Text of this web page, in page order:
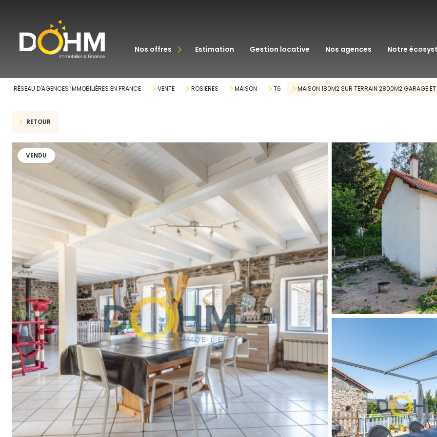
nos offres
acheter estimation gestion locative nos agences notre
courtage en
RÉSEAU D'AGENCES IMMOBILIÈRES EN FRANCE VENTE ROSIERES MAISON T6 MAISON 180M2 SUR TERRAIN 2800M2 GARAGE ET
RETOUR
VENDU